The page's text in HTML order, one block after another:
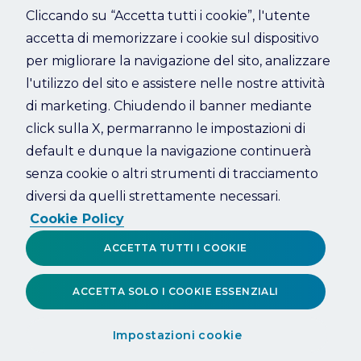
Refresh
Cliccando su “Accetta tutti i cookie”, l'utente
accetta di memorizzare i cookie sul dispositivo
per migliorare la navigazione del sito, analizzare
l'utilizzo del sito e assistere nelle nostre attività
di marketing. Chiudendo il banner mediante
click sulla X, permarranno le impostazioni di
default e dunque la navigazione continuerà
senza cookie o altri strumenti di tracciamento
diversi da quelli strettamente necessari.
Cookie Policy
Impostazioni cookie
ACCETTA SOLO I COOKIE ESSENZIALI
ACCETTA TUTTI I COOKIE